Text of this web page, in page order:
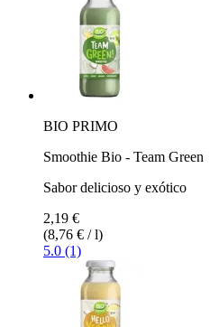
BIO PRIMO
Smoothie Bio - Team Green
Sabor delicioso y exótico
2,19 €
(8,76 € / l)
5.0 (1)